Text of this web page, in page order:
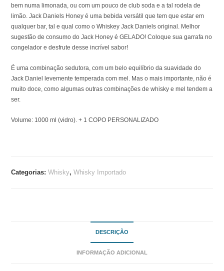
bem numa limonada, ou com um pouco de club soda e a tal rodela de
limão. Jack Daniels Honey é uma bebida versátil que tem que estar em
qualquer bar, tal e qual como o Whiskey Jack Daniels original. Melhor
sugestão de consumo do Jack Honey é GELADO! Coloque sua garrafa no
congelador e desfrute desse incrível sabor!
É uma combinação sedutora, com um belo equilíbrio da suavidade do
Jack Daniel levemente temperada com mel. Mas o mais importante, não é
muito doce, como algumas outras combinações de whisky e mel tendem a
ser.
Volume: 1000 ml (vidro). + 1 COPO PERSONALIZADO
Categorias:Whisky,Whisky Importado
DESCRIÇÃO
INFORMAÇÃO ADICIONAL